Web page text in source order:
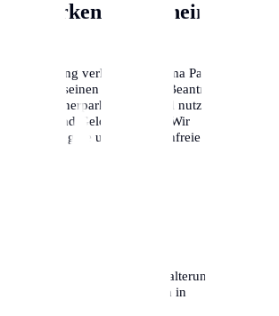
parken in Mülheim
verliert das Thema Parken
der Ruhr seinen Schrecken. Beantrage
Bewohnerparkausweis und nutze
um Zeit und Geld zu sparen. Wir
eine allzeit gute und knöllchenfreie
Auto
bis hin zu Smartphone-Halterungen
für ein entspanntes Fahren in
Ruhr bei Amazon.